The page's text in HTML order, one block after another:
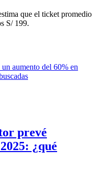
que el ticket promedio
S/ 199.
prevé
¿qué